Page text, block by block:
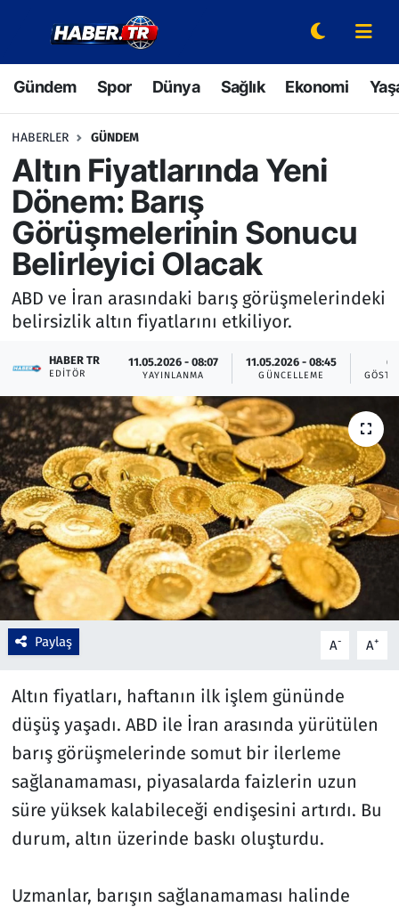
Gündem Spor Dünya Sağlık Ekonomi
HABERLER GÜNDEM
Altın Fiyatlarında Yeni
Dönem: Barış
Görüşmelerinin Sonucu
Belirleyici Olacak
ABD ve İran arasındaki barış görüşmelerindeki
belirsizlik altın fiyatlarını etkiliyor.
HABER TR
EDITÖR
11.05.2026 - 08:07
YAYINLANMA
11.05.2026 - 08:45
GÜNCELLEME
6
Paylaş A- A+
Altın fiyatları, haftanın ilk işlem gününde
düşüş yaşadı. ABD ile İran arasında yürütülen
barış görüşmelerinde somut bir ilerleme
sağlanamaması, piyasalarda faizlerin uzun
süre yüksek kalabileceği endişesini artırdı. Bu
durum, altın üzerinde baskı oluşturdu.
Uzmanlar, barışın sağlanamaması halinde
Gündem
Spor
Dünya
Sağlık
Ekonomi
Yaşam
Çevre & Doğa
Eğitim
Turizm
Yerel
Hava Durumu
Trafik Durumu
Süper Lig Puan Durumu ve Fikstür
Tüm Manşetler
Son Dakika Haberleri
Haber Arşivi